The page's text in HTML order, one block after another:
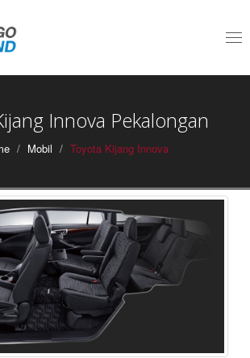
Innova Pekalongan
Mobil Toyota Kijang Innova